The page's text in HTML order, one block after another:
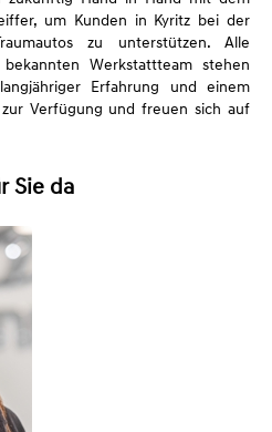
um Kunden in Kyritz bei der
zu unterstützen. Alle
Werkstattteam stehen
Erfahrung und einem
Verfügung und freuen sich auf
Sie da